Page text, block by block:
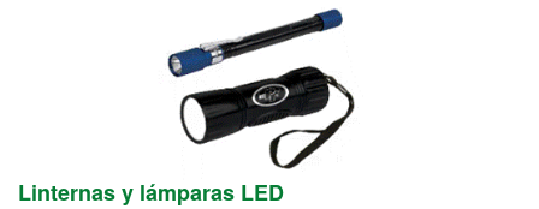
Linternas y lámparas LED